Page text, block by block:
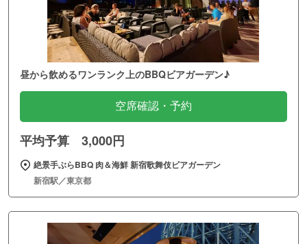
昼から飲めるワンランク上のBBQビアガーデン♪
空席確認・予約
平均予算 3,000円
絶景手ぶらBBQ 肉＆海鮮 新宿歌舞伎ビアガーデン
新宿駅／東京都